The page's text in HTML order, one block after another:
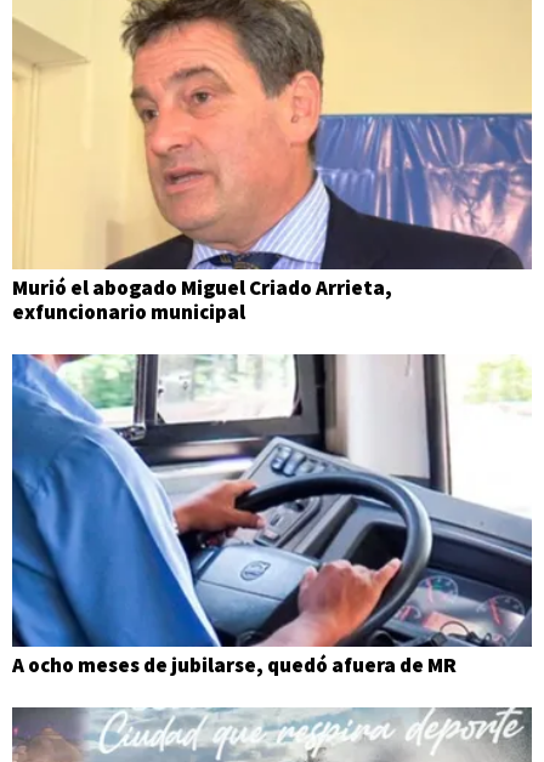
Murió el abogado Miguel Criado Arrieta,
exfuncionario municipal
A ocho meses de jubilarse, quedó afuera de MR